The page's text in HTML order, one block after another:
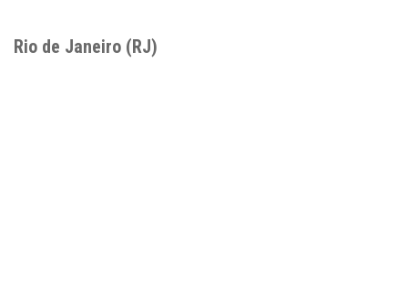
Rio de Janeiro (RJ)